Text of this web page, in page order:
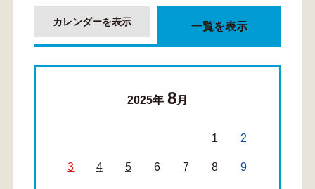
カレンダーを表示 一覧を表示
2025年 8月
1 2
3 4 5 6 7 8 9